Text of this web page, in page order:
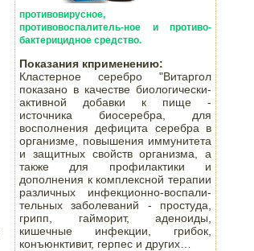
противовирусное,
противовоспалитель-ное и противо-
бактерицидное средство.
Показания кприменению:
Кластерное серебро "Витаргол
показано в качестве биологически-
активной добавки к пище -
источника биосеребра, для
восполнения дефицита серебра в
организме, повышения иммунитета
и защитных свойств организма, а
также для профилактики и
дополнения к комплексной терапии
различных инфекционно-воспали-
тельных заболеваний - простуда,
грипп, гайморит, аденоиды,
кишечные инфекции, грибок,
конъюнктивит, герпес и других…